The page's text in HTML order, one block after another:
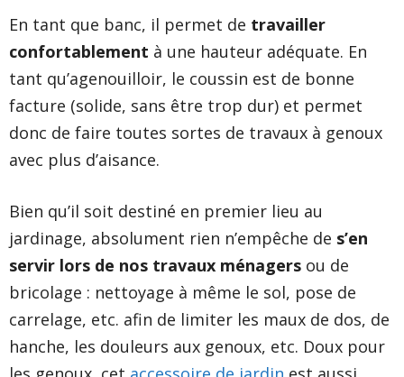
En tant que banc, il permet de travailler
confortablement à une hauteur adéquate. En
tant qu’agenouilloir, le coussin est de bonne
facture (solide, sans être trop dur) et permet
donc de faire toutes sortes de travaux à genoux
avec plus d’aisance.
Bien qu’il soit destiné en premier lieu au
jardinage, absolument rien n’empêche de s’en
servir lors de nos travaux ménagers ou de
bricolage : nettoyage à même le sol, pose de
carrelage, etc. afin de limiter les maux de dos, de
hanche, les douleurs aux genoux, etc. Doux pour